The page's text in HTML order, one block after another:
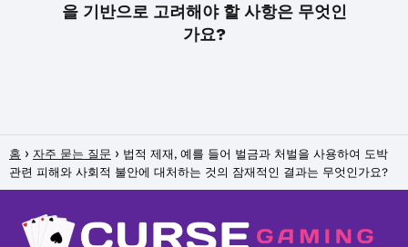
을 기반으로 고려해야 할 사항은 무엇인
가요?
홈 자주 묻는 질문
법적 제재, 예를 들어 벌금과 처벌을 사용하여 도박
관련 피해와 사회적 불안에 대처하는 것의 잠재적인 결과는 무엇인가요?